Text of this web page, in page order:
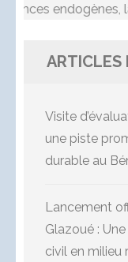
endogènes, la
ARTICLES
Visite
une piste
durable au
Lancement
Glazoué :
civil en milieu